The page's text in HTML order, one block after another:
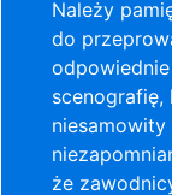
Należy
do
niesamowity
że